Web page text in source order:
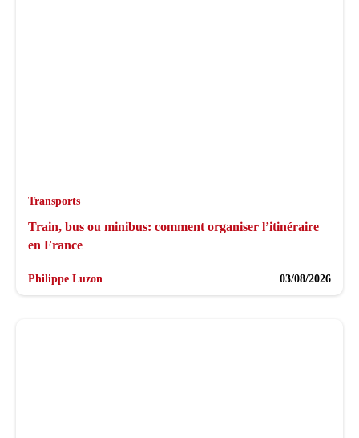
Transports
Train, bus ou minibus: comment organiser l’itinéraire
en France
Philippe Luzon 03/08/2026